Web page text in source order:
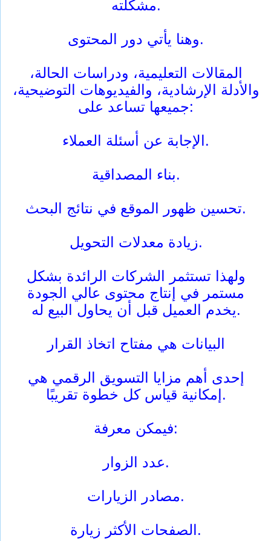
مشكلته.
وهنا يأتي دور المحتوى.
المقالات التعليمية، ودراسات الحالة،
والأدلة الإرشادية، والفيديوهات التوضيحية،
جميعها تساعد على:
الإجابة عن أسئلة العملاء.
بناء المصداقية.
تحسين ظهور الموقع في نتائج البحث.
زيادة معدلات التحويل.
ولهذا تستثمر الشركات الرائدة بشكل
مستمر في إنتاج محتوى عالي الجودة
يخدم العميل قبل أن يحاول البيع له.
البيانات هي مفتاح اتخاذ القرار
إحدى أهم مزايا التسويق الرقمي هي
إمكانية قياس كل خطوة تقريبًا.
فيمكن معرفة:
عدد الزوار.
مصادر الزيارات.
الصفحات الأكثر زيارة.